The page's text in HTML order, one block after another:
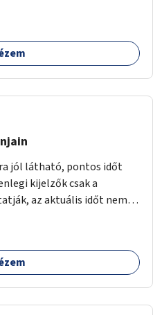
jól látható, pontos időt
kijelzők csak a
az aktuális időt nem.